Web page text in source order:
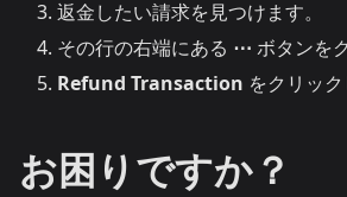
返金したい請求を見つけます。
その行の右端にある ⋯ ボタンを
Refund Transaction をクリック
お困りですか？